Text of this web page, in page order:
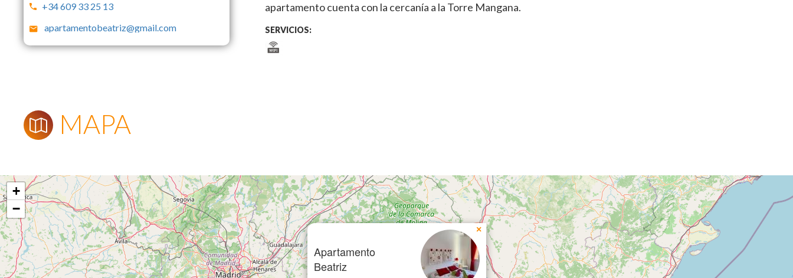
+34 609 33 25 13
apartamentobeatriz@gmail.com
apartamento cuenta con la cercanía a la Torre Mangana.
SERVICIOS:
MAPA
Apartamento
Beatriz
×
+
−